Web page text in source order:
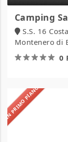
Camping
S.S. 16
Montenero di
0
IN PRIMO PIANO